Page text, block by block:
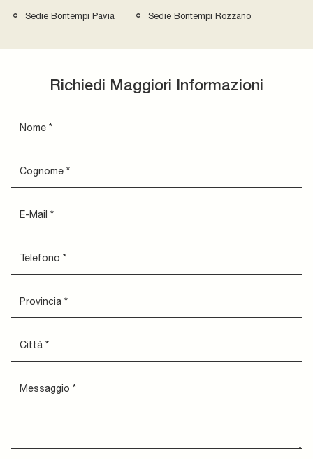
Sedie Bontempi Pavia Sedie Bontempi Rozzano
Richiedi Maggiori Informazioni